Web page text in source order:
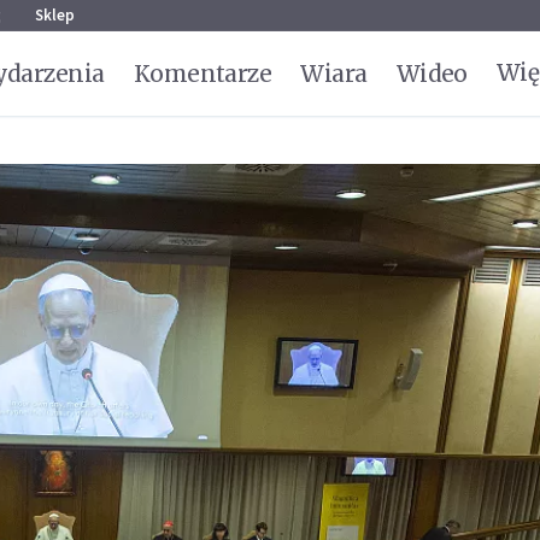
Sklep
Komentarze Wiara Wideo